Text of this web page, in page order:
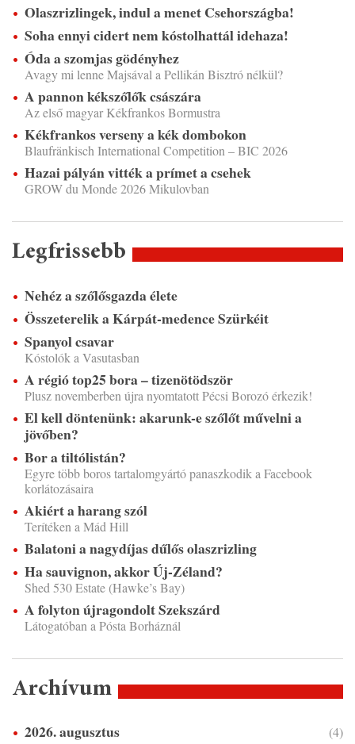
Olaszrizlingek, indul a menet Csehországba!
Soha ennyi cidert nem kóstolhattál idehaza!
Óda a szomjas gödényhez
Avagy mi lenne Majsával a Pellikán Bisztró nélkül?
A pannon kékszőlők császára
Az első magyar Kékfrankos Bormustra
Kékfrankos verseny a kék dombokon
Blaufränkisch International Competition – BIC 2026
Hazai pályán vitték a prímet a csehek
GROW du Monde 2026 Mikulovban
Legfrissebb
Nehéz a szőlősgazda élete
Összeterelik a Kárpát-medence Szürkéit
Spanyol csavar
Kóstolók a Vasutasban
A régió top25 bora – tizenötödször
Plusz novemberben újra nyomtatott Pécsi Borozó érkezik!
El kell döntenünk: akarunk-e szőlőt művelni a
jövőben?
Bor a tiltólistán?
Egyre több boros tartalomgyártó panaszkodik a Facebook
korlátozásaira
Akiért a harang szól
Terítéken a Mád Hill
Balatoni a nagydíjas dűlős olaszrizling
Ha sauvignon, akkor Új-Zéland?
Shed 530 Estate (Hawke’s Bay)
A folyton újragondolt Szekszárd
Látogatóban a Pósta Borháznál
Archívum
2026. augusztus (4)